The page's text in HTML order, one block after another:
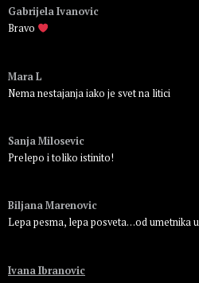
Gabrijela Ivanovic
Bravo
Mara L
Nema nestajanja iako je svet na litici
Sanja Milosevic
Prelepo i toliko istinito!
Biljana Marenovic
Lepa pesma, lepa posveta…od umetnika
Ivana Ibranovic